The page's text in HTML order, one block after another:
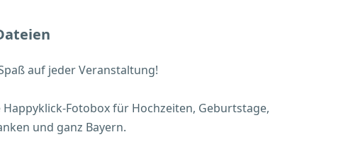
auf jeder Veranstaltung!
Fotobox für Hochzeiten, Geburtstage,
und ganz Bayern.